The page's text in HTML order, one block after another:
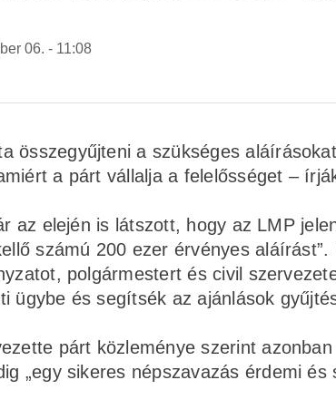
06. - 11:08
összegyűjteni a szükséges
a párt vállalja a felelősséget –
az elején is látszott, hogy az LMP
számú 200 ezer érvényes
polgármestert és civil
ügybe és segítsék az ajánlások
párt közleménye szerint
„egy sikeres népszavazás érdemi